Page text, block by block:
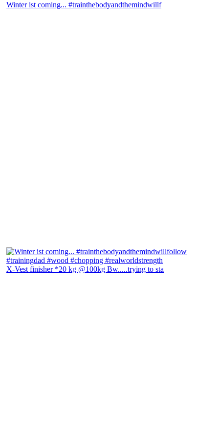
Winter ist coming... #trainthebodyandthemindwillf
X-Vest finisher *20 kg @100kg Bw.....trying to sta